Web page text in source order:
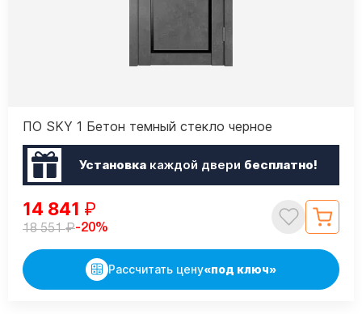
ПО SKY 1 Бетон темный стекло черное
Установкакаждой двери бесплатно!
14 841 ₽
18 551₽-20%
Рассчитать цену«под ключ»